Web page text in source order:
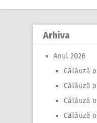
Arhiva
Anul 2026
Călăuză
Călăuză
Călăuză
Călăuză